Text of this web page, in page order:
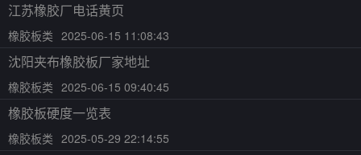
江苏橡胶厂电话黄页
橡胶板类 2025-06-15 11:08:43
沈阳夹布橡胶板厂家地址
橡胶板类 2025-06-15 09:40:45
橡胶板硬度一览表
橡胶板类 2025-05-29 22:14:55